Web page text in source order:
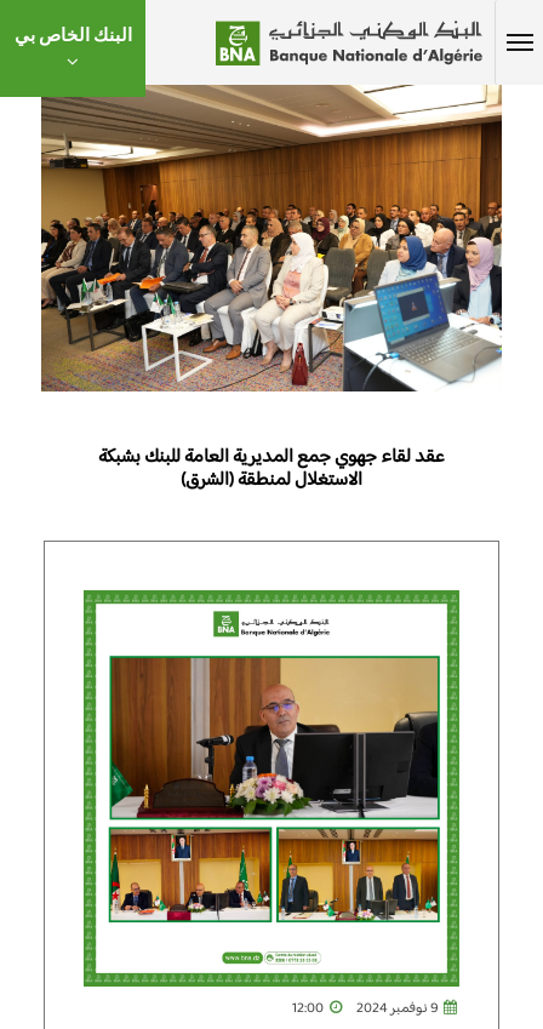
البنك الخاص بي
عقد لقاء جهوي جمع المديرية العامة للبنك بشبكة
الاستغلال لمنطقة (الشرق)